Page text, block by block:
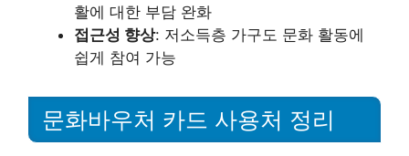
활에 대한 부담 완화
접근성 향상: 저소득층 가구도 문화 활동에
쉽게 참여 가능
문화바우처 카드 사용처 정리